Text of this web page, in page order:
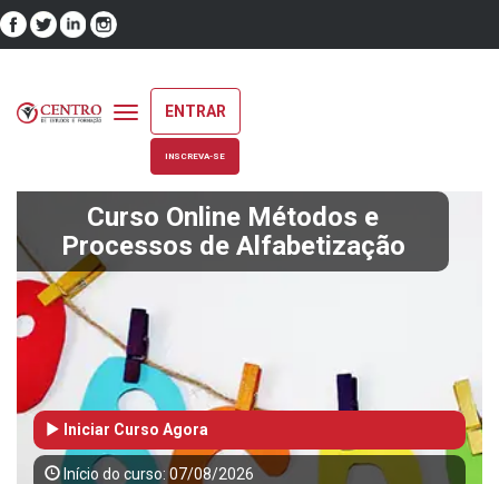
Toggle
navigation
ENTRAR
INSCREVA-SE
Curso Online Métodos e
Processos de Alfabetização
Iniciar Curso Agora
Início do curso: 07/08/2026